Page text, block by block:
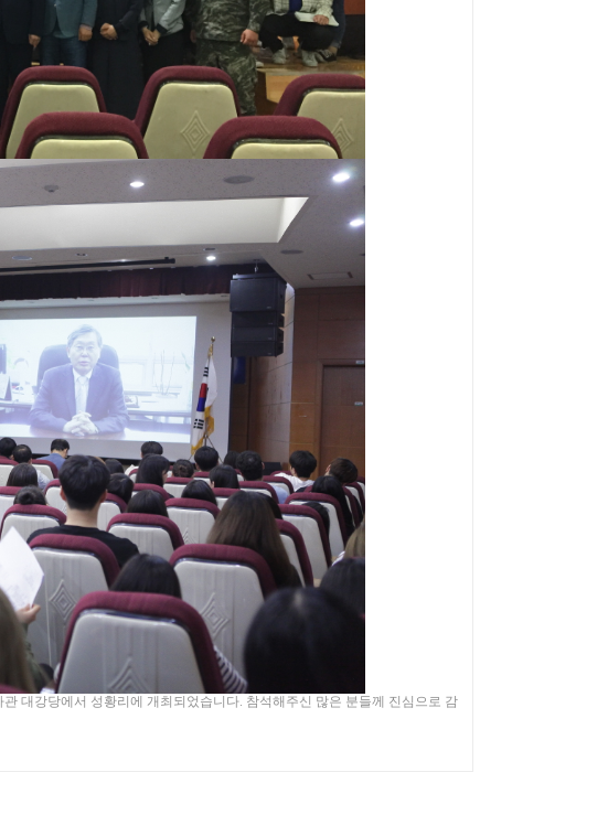
관 대강당에서 성황리에 개최되었습니다. 참석해주신 많은 분들께 진심으로 감